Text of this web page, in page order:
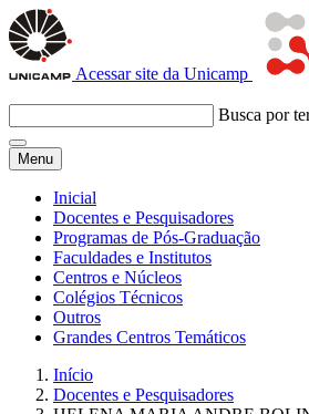
Acessar site da Unicamp
Busca por
Menu
Inicial
Docentes e Pesquisadores
Programas de Pós-Graduação
Faculdades e Institutos
Centros e Núcleos
Colégios Técnicos
Outros
Grandes Centros Temáticos
Início
Docentes e Pesquisadores